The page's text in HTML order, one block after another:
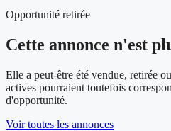
Opportunité retirée
Cette annonce n'est
Elle a peut-être été vendue, retirée
actives pourraient toutefois
d'opportunité.
Voir toutes les annonces